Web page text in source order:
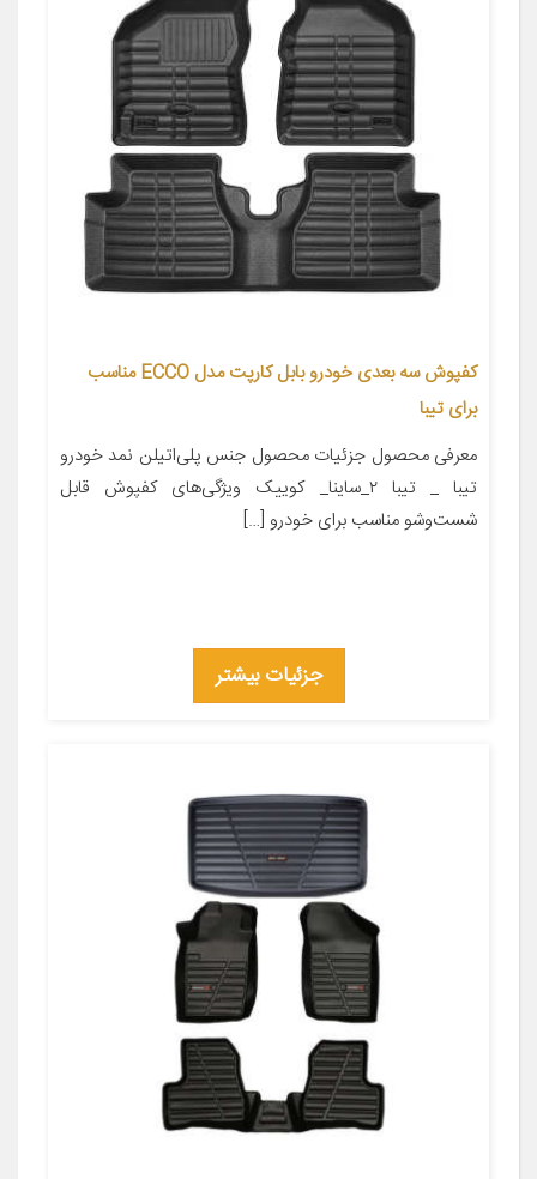
کفپوش سه بعدی خودرو بابل کارپت مدل ECCO مناسب
برای تیبا
معرفی محصول جزئیات محصول جنس پلی‌اتیلن نمد خودرو
تیبا _ تیبا ۲_ساینا_ کوییک ویژگی‌های کفپوش قابل
شست‌وشو مناسب برای خودرو […]
جزئیات بیشتر